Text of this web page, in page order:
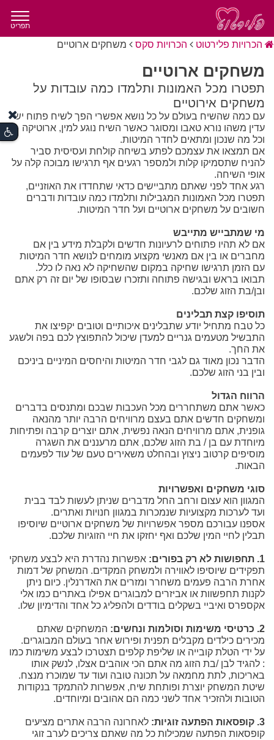
תפריט
הכרויות פלירטוט הכרויות סקס משחקים ארוטיים
משחקים ארוטיים
תפטרו מכל האמונות ותלמדו כמה עובדות על
משחקים אירוטיים
עם כמה שהשיח בעולם על כל נושא אפשרי הפך לשיח פתוח יש
עדין משהו נורא טאבו ומסוגר כאשר השיח נוגע למין, ארוטיקה
וכל מה שנכון ומתאים לחדר המיטות.
אם תמצאו את עצמכם לפתע בשיחה קולחת ועסיסית סביר
להניח שתסמיקו קלות ולמספר רגעים אף תרגישו מבוכה קלה על
אופי השיחה.
רגע אחד לפני שאתם מתביישים כדאי שתחדדו את האוזניים,
תפטרו מכל האמונות המגבילות ותלמדו כמה עובדות ודברים
חשובים על משחקים ארוטיים ועל חדר המיטות.
מי שמתבייש מתייבש
אם לא תהיו פתוחים לרעיונות חדשים ולקבלת מידע בין אם
מחברים או בין אם מאנשי מקצוע מומחים לנושא חדר המיטות
עם הזמן תרגישו שחיקה במקום שהשחיקה לא נאה לו כלל.
תבואו בראש ובגישה פתוחה ותזכרו שבסופו של יום זה רק אתם
ובן/בת הזוג שלכם.
תוסיפו קצת תבלינים
כל טבח מתחיל יודע שתבלינים איכותיים וטובים יקפיצו את
התבשיל מטעמים גנריים למעדן שיכול להתפוצץ לכם בפה ולשגע
את החך.
הדבר נכון מאוד גם לגבי חדר המיטות והיחסים המיניים ביניכם
ובין בני הזוג שלכם.
הרווח הגדול
כאשר אתם משתחררים מכל העכבות שבכם ומתנסים בדברים
ומשחקים חדשים אתם בעצם מרוויחים הרבה יותר מהנאה
גופנית, אתם מרוויחים הנאה נפשית, אתם יוצרים קרבה ופתיחות
מיוחדת עם בן / בת הזוג שלכם, אתם מרעננים את השגרה
מוסיפים קרטוב ניצוץ ובהחלט משאירים טעם של עוד לפעמים
הבאות.
סוגי משחקים ואפשרויות
המגוון הוא עצום ורחב החל מדברים שניתן לעשות לבד בבית
ועד לערכות מקצועיות שנמכרות במגוון חנויות ואתרים.
אספנו עבורכם מספר אפשרויות של משחקים ארוטיים שיוסיפו
תבלין לחיי המין שלכם ואף יחזקו את חיי הזוגיות שלכם.
1. תחפושות לא רק בפורים:
אפשרות נהדרת היא לבצע משחקי
תפקידים שיוסיפו לאווירה ולמשחק המקדים. המשחק של דמות
אחרת הרבה פעמים משחרר ומזרים את האדרנלין. כיום ניתן
לקנות תחפשוות או אביזרים למבוגרים אפילו באתרים כמו אלי
אקספרס ואיביי בשקלים בודדים ולהפליג כל אחד והדימיון שלו.
2. כרטיסי משימות וסולמות ונחשים:
המשחקים שאתם
מכירים כילדים מקבלים תפנית ופירוש אחר בעולם המבוגרים.
על ידי הטלת קובייה או שליפת קלפים תצטרכו לבצע משימות כמו
: להגיד לבן /בת הזוג מה אתם הכי אוהבים אצלו, לנשק אותו
באריכות, לתת מחמאה על תכונה טובה ועוד עד שמוכרז מנצח.
שיטת המשחק יוצרת ופותחת שיח, אפשרות להתמקד בנקודות
הטובות ולהזכיר אחד לשני כמה הם אהובים ומיוחדים.
3. קופסאות הפתעה זוגיות:
לאחרונה הרבה אתרים מציעים
קופסאות הפתעה שמכילות כל מה שאתם צריכים לערב זוגי